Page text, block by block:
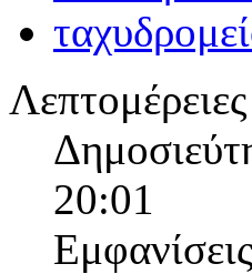
Λεπτομέρειες
20:01